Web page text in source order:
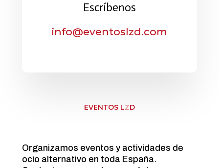
Escríbenos
info@eventoslzd.com
EVENTOS LZD
Organizamos eventos y actividades de
ocio alternativo en toda España.